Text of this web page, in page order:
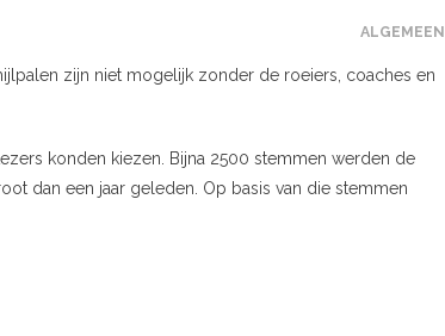
ALGEMEEN
zijn niet mogelijk zonder de roeiers, coaches en
konden kiezen. Bijna 2500 stemmen werden de
dan een jaar geleden. Op basis van die stemmen